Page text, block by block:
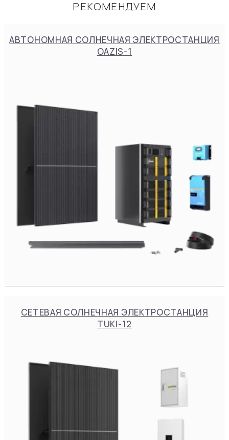
РЕКОМЕНДУЕМ
АВТОНОМНАЯ СОЛНЕЧНАЯ ЭЛЕКТРОСТАНЦИЯ
OAZIS-1
СЕТЕВАЯ СОЛНЕЧНАЯ ЭЛЕКТРОСТАНЦИЯ
TUKI-12